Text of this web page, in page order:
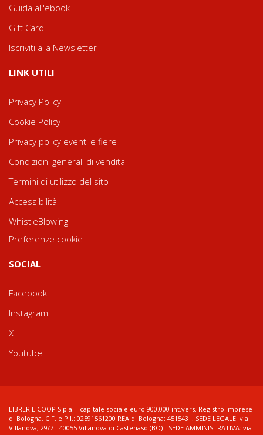
Guida all'ebook
Gift Card
Iscriviti alla Newsletter
LINK UTILI
Privacy Policy
Cookie Policy
Privacy policy eventi e fiere
Condizioni generali di vendita
Termini di utilizzo del sito
Accessibilità
WhistleBlowing
Preferenze cookie
SOCIAL
Facebook
Instagram
X
Youtube
LIBRERIE.COOP S.p.a. - capitale sociale euro 900.000 int.vers. Registro imprese
di Bologna, C.F. e P.I.: 02591561200 REA di Bologna: 451543 ; SEDE LEGALE: via
Villanova, 29/7 - 40055 Villanova di Castenaso (BO) - SEDE AMMINISTRATIVA: via